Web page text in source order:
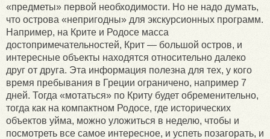
«предметы» первой необходимости. Но не надо думать,
что острова «непригодны» для экскурсионных программ.
Например, на Крите и Родосе масса
достопримечательностей, Крит — большой остров, и
интересные объекты находятся относительно далеко
друг от друга. Эта информация полезна для тех, у кого
время пребывания в Греции ограничено, например 7
дней. Тогда «мотаться» по Криту будет обременительно,
тогда как на компактном Родосе, где исторических
объектов уйма, можно уложиться в неделю, чтобы и
посмотреть все самое интересное, и успеть позагорать, и